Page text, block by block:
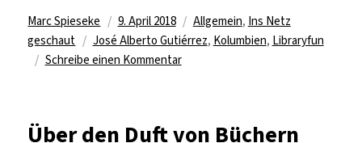
Autor
Marc Spieseke
Veröffentlicht
am
9. April 2018 Kategorien
Allgemein, Ins Netz
geschaut
Schlagwörter
José Alberto Gutiérrez, Kolumbien, Libraryfun
Schreibe einen Kommentarzu
30.000
Über den Duft von Büchern